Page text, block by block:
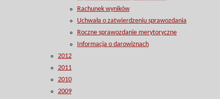
Rachunek wyników
Uchwała o zatwierdzeniu sprawozdania
Roczne sprawozdanie merytoryczne
Informacja o darowiznach
2012
2011
2010
2009